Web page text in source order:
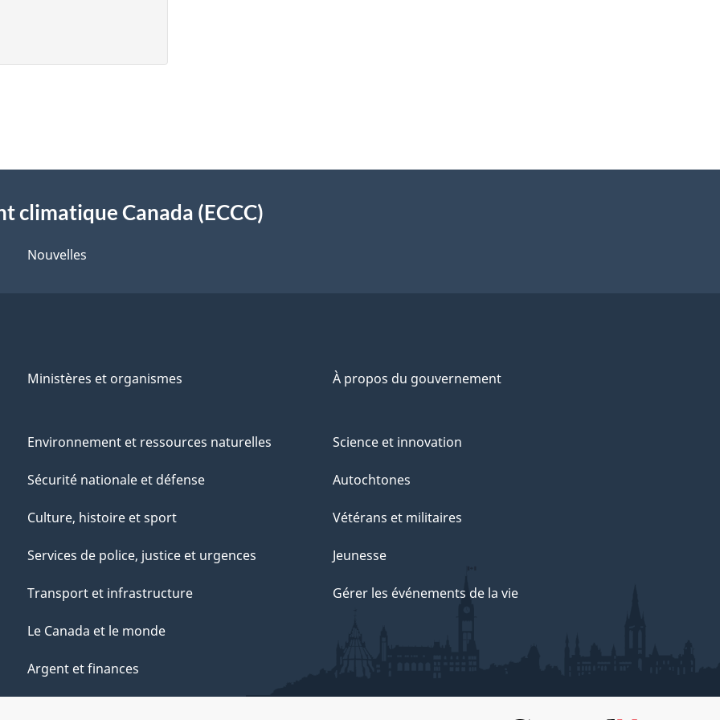
climatique Canada (ECCC)
Nouvelles
Ministères et organismes À propos du gouvernement
Environnement et ressources naturelles
Sécurité nationale et défense
Culture, histoire et sport
Services de police, justice et urgences
Transport et infrastructure
Le Canada et le monde
Argent et finances
Science et innovation
Autochtones
Vétérans et militaires
Jeunesse
Gérer les événements de la vie